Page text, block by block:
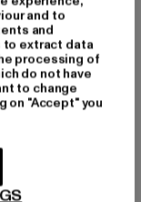
and to
and
to extract data
processing of
do not have
to change
on "Accept" you